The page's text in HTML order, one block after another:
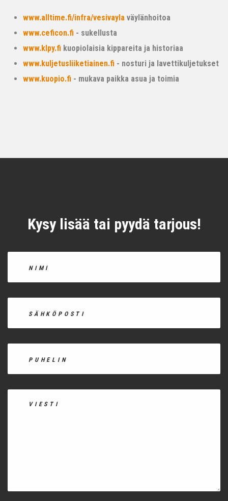
www.alltime.fi/infra/vesivayla väylänhoitoa
www.ceficon.fi - sukellusta
www.klpy.fi kuopiolaisia kippareita ja historiaa
www.kuljetusliiketiainen.fi - nosturi ja lavettikuljetukset
www.kuopio.fi - mukava paikka asua ja toimia
Kysy lisää tai pyydä tarjous!